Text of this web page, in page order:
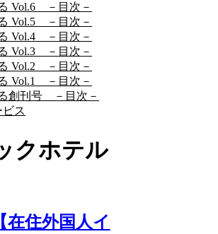
Vol.6 －目次－
Vol.5 －目次－
Vol.4 －目次－
Vol.3 －目次－
Vol.2 －目次－
Vol.1 －目次－
創刊号 －目次－
ス
クホテル
【在住外国人イ